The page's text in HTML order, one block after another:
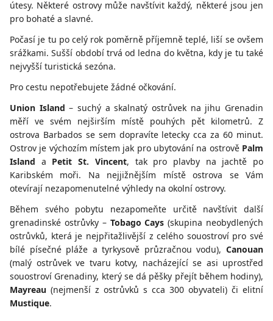
útesy. Některé ostrovy může navštívit každý, některé jsou jen
pro bohaté a slavné.
Počasí je tu po celý rok poměrně příjemně teplé, liší se ovšem
srážkami. Sušší období trvá od ledna do května, kdy je tu také
nejvyšší turistická sezóna.
Pro cestu nepotřebujete žádné očkování.
Union Island– suchý a skalnatý ostrůvek na jihu Grenadin
měří ve svém nejširším místě pouhých pět kilometrů. Z
ostrova Barbados se sem dopravíte letecky cca za 60 minut.
Ostrov je výchozím místem jak pro ubytování na ostrově Palm
Island a Petit St. Vincent, tak pro plavby na jachtě po
Karibském moři. Na nejjižnějším místě ostrova se Vám
otevírají nezapomenutelné výhledy na okolní ostrovy.
Během svého pobytu nezapomeňte určitě navštívit další
grenadinské ostrůvky – Tobago Cays(skupina neobydlených
ostrůvků, která je nejpřitažlivější z celého souostroví pro své
bílé písečné pláže a tyrkysově průzračnou vodu), Canouan
(malý ostrůvek ve tvaru kotvy, nacházející se asi uprostřed
souostroví Grenadiny, který se dá pěšky přejít během hodiny),
Mayreau (nejmenší z ostrůvků s cca 300 obyvateli) či elitní
Mustique.